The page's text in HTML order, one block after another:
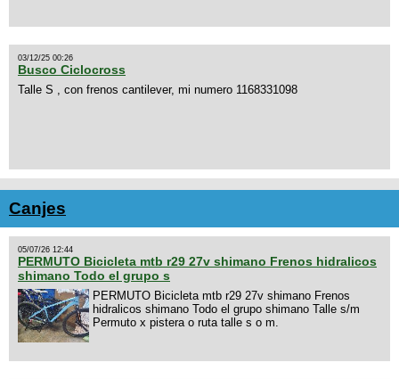
03/12/25 00:26
Busco Ciclocross
Talle S , con frenos cantilever, mi numero 1168331098
Canjes
05/07/26 12:44
PERMUTO Bicicleta mtb r29 27v shimano Frenos hidralicos
shimano Todo el grupo s
PERMUTO Bicicleta mtb r29 27v shimano Frenos
hidralicos shimano Todo el grupo shimano Talle s/m
Permuto x pistera o ruta talle s o m.